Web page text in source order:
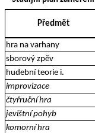
Předmět
hra na varhany
sborový zpěv
hudební teorie i.
improvizace
čtyřruční hra
jevištní pohyb
komorní hra